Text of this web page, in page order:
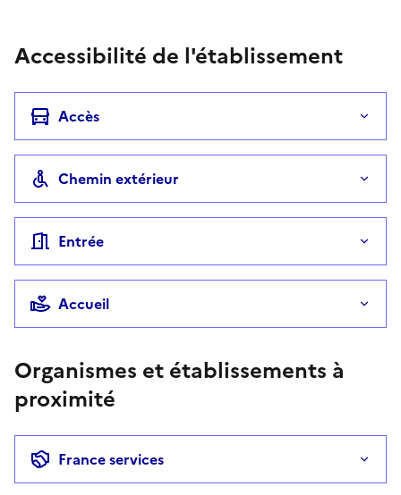
Accessibilité de l'établissement
Accès
Chemin extérieur
Entrée
Accueil
Organismes et établissements à
proximité
France services